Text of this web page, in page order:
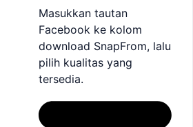
Masukkan tautan
Facebook ke kolom
download SnapFrom, lalu
pilih kualitas yang
tersedia.